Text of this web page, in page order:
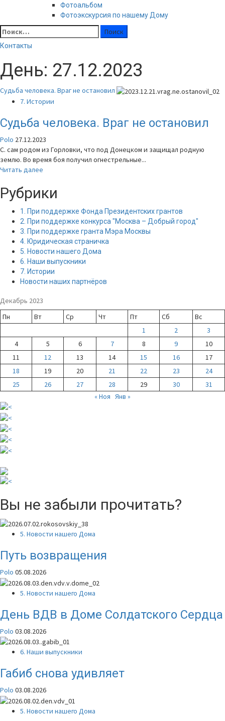
Фотоальбом
Фотоэкскурсия по нашему Дому
Найти:
Контакты
День: 27.12.2023
Судьба человека. Враг не остановил
7. Истории
Судьба человека. Враг не остановил
Polo 27.12.2023
С. сам родом из Горловки, что под Донецком и защищал родную
землю. Во время боя получил огнестрельные...
Читать далее
о
Судьба
человека.
Враг
не
остановил
Рубрики
1. При поддержке Фонда Президентских грантов
2. При поддержке конкурса "Москва – Добрый город"
3. При поддержке гранта Мэра Москвы
4. Юридическая страничка
5. Новости нашего Дома
6. Наши выпускники
7. Истории
Новости наших партнёров
Декабрь 2023
Пн
Вт Ср Чт Пт Сб
Вс
1
2
3
4
5 6 7 8 9
10
11
12 13 14 15 16
17
18
19 20 21 22 23
24
25
26 27 28 29 30
31
« Ноя Янв »
Вы не забыли прочитать?
5. Новости нашего Дома
Путь возвращения
Polo 05.08.2026
5. Новости нашего Дома
День ВДВ в Доме Солдатского Сердца
Polo 03.08.2026
6. Наши выпускники
Габиб снова удивляет
Polo 03.08.2026
5. Новости нашего Дома